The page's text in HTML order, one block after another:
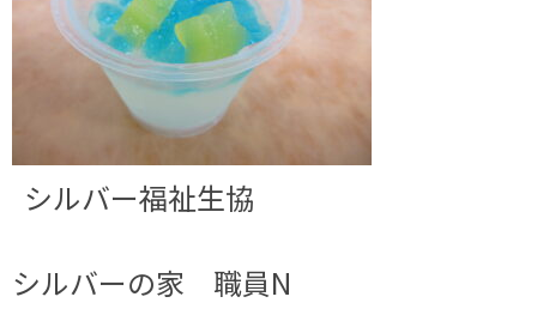
シルバー福祉生協
シルバーの家 職員N